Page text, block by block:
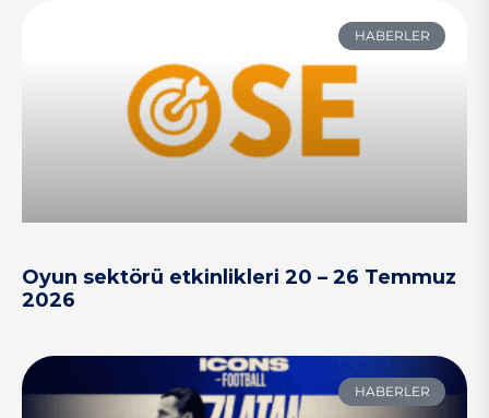
HABERLER
Oyun sektörü etkinlikleri 20 – 26 Temmuz
2026
HABERLER